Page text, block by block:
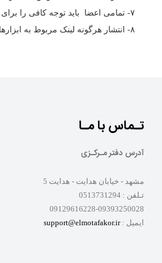
۷- تمامی اعضا باید توجه کافی را برای نگه داری از پسورد خود داشته باشند.
۸- انتشار هرگونه لینک مربوط به ابزارهای فیلترشکن و هک خلاف قانون می‌باشد.
تـماس با مـا
آدرس دفتر مـرکـزی
مشهد - خیابان هدایت - هدایت 5
تـلفن : 0513731294
09129616228-09393250028
ایمیل :support@elmotafakor.ir